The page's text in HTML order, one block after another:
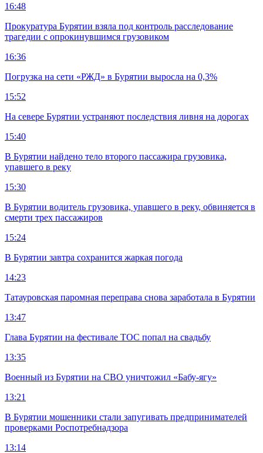
16:48
Прокуратура Бурятии взяла под контроль расследование
трагедии с опрокинувшимся грузовиком
16:36
Погрузка на сети «РЖД» в Бурятии выросла на 0,3%
15:52
На севере Бурятии устраняют последствия ливня на дорогах
15:40
В Бурятии найдено тело второго пассажира грузовика,
упавшего в реку
15:30
В Бурятии водитель грузовика, упавшего в реку, обвиняется в
смерти трех пассажиров
15:24
В Бурятии завтра сохранится жаркая погода
14:23
Татауровская паромная переправа снова заработала в Бурятии
13:47
Глава Бурятии на фестивале ТОС попал на свадьбу
13:35
Военный из Бурятии на СВО уничтожил «Бабу-ягу»
13:21
В Бурятии мошенники стали запугивать предпринимателей
проверками Роспотребнадзора
13:14